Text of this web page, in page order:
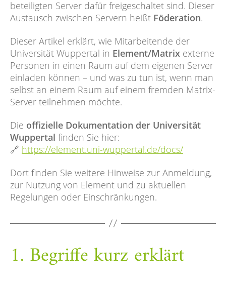
teilnehmen
beteiligten Server dafür freigeschaltet sind. Dieser
Austausch zwischen Servern heißt Föderation.
Dieser Artikel erklärt, wie Mitarbeitende der
Universität Wuppertal in Element/Matrix externe
Personen in einen Raum auf dem eigenen Server
einladen können – und was zu tun ist, wenn man
selbst an einem Raum auf einem fremden Matrix-
Server teilnehmen möchte.
Die offizielle Dokumentation der Universität
Wuppertal finden Sie hier:
🔗 https://element.uni-wuppertal.de/docs/
Dort finden Sie weitere Hinweise zur Anmeldung,
zur Nutzung von Element und zu aktuellen
Regelungen oder Einschränkungen.
1. Begriffe kurz erklärt